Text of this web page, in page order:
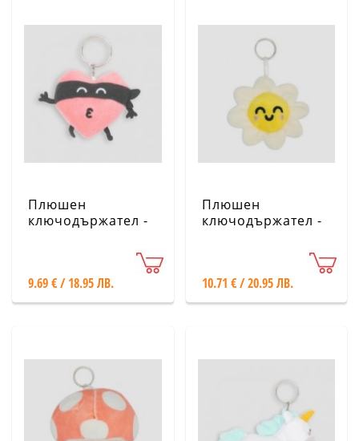
Плюшен
ключодържател -
9.69 € / 18.95 ЛВ.
Плюшен
ключодържател -
10.71 € / 20.95 ЛВ.